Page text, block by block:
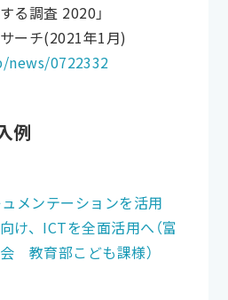
る調査 2020」
ーチ(2021年1月)
0722332
例
メンテーションを活用
け、ICTを全面活用へ（富
教育部こども課様）